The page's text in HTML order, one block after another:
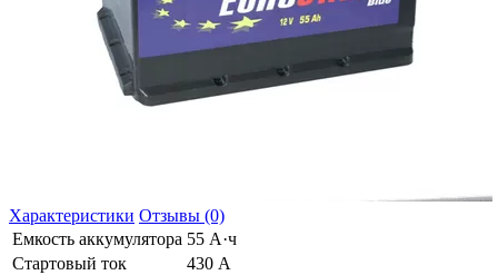
Характеристики Отзывы (0)
Емкость аккумулятора 55 А·ч
Стартовый ток
430 А